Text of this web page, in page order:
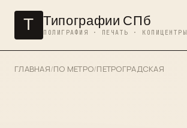
Т Типографии СПб
ПОЛИГРАФИЯ · ПЕЧАТЬ · КОПИЦЕНТРЫ
ГЛАВНАЯ/ПО МЕТРО/ПЕТРОГРАДСКАЯ